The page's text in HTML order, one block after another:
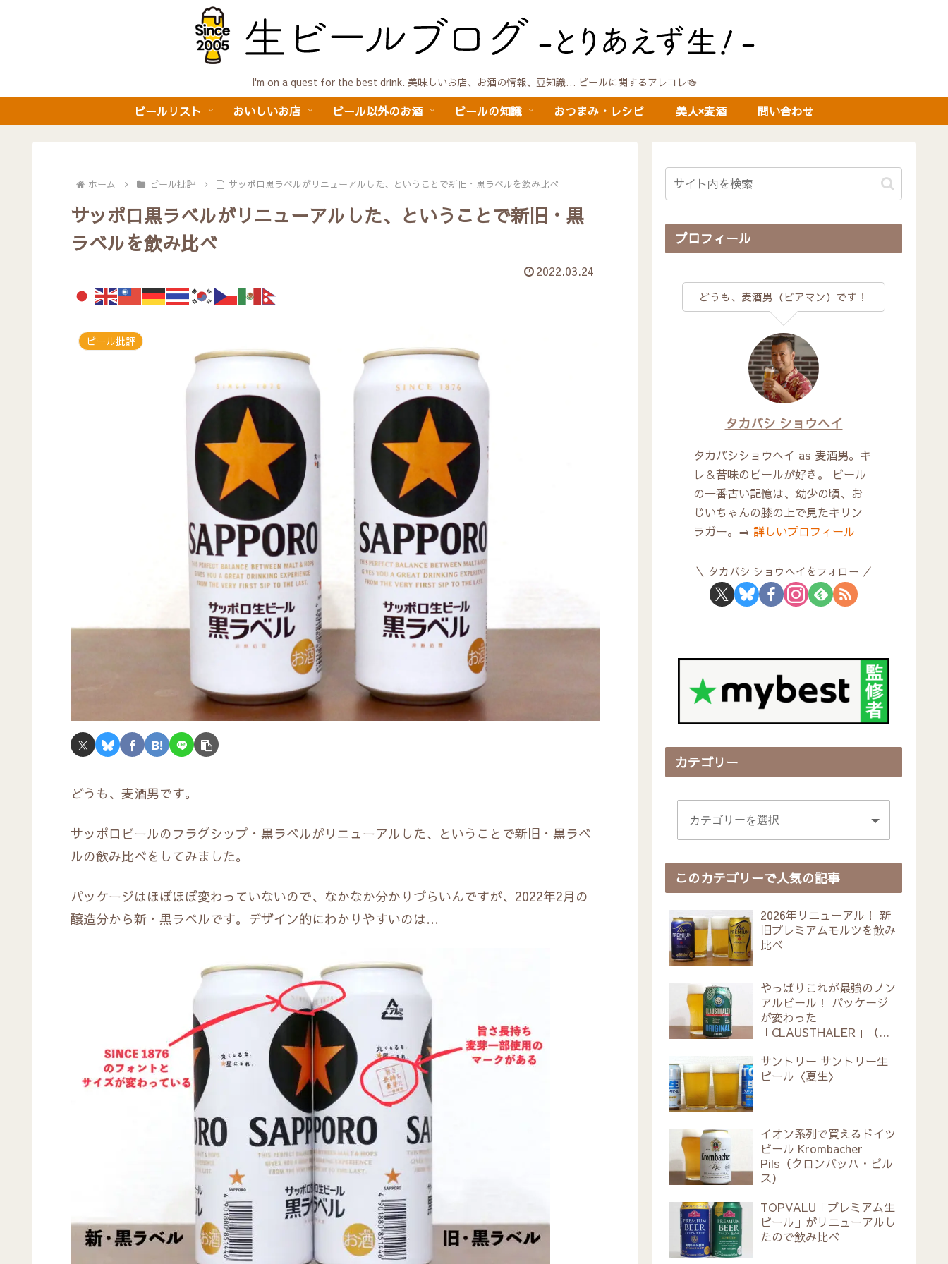
I'm on a quest for the best drink. 美味しいお店、お酒の情報、豆知識… ビールに関するアレコレ🍻
ビールリスト おいしいお店 ビール以外のお酒 ビールの知識 おつまみ・レシピ 美人×麦酒 問い合わせ
ホーム ビール批評 サッポロ黒ラベルがリニューアルした、ということで新旧・黒ラベルを飲み比べ
サッポロ黒ラベルがリニューアルした、ということで新旧・黒
ラベルを飲み比べ
2022.03.24
ビール批評
どうも、麦酒男です。
サッポロビールのフラグシップ・黒ラベルがリニューアルした、ということで新旧・黒ラベ
ルの飲み比べをしてみました。
パッケージはほぼほぼ変わっていないので、なかなか分かりづらいんですが、2022年2月の
醸造分から新・黒ラベルです。デザイン的にわかりやすいのは…
プロフィール
どうも、麦酒男（ビアマン）です！
タカバシ ショウヘイ
タカバシショウヘイ as 麦酒男。キ
レ＆苦味のビールが好き。 ビール
の一番古い記憶は、幼少の頃、お
じいちゃんの膝の上で見たキリン
ラガー。⇒詳しいプロフィール
タカバシ ショウヘイをフォロー
カテゴリー
このカテゴリーで人気の記事
2026年リニューアル！ 新
旧プレミアムモルツを飲み
比べ
やっぱりこれが最強のノン
アルビール！ パッケージ
が変わった
「CLAUSTHALER」（ク
サントリー サントリー生
ビール〈夏生〉
イオン系列で買えるドイツ
ビール Krombacher
Pils（クロンバッハ・ピル
ス）
TOPVALU「プレミアム生
ビール」がリニューアルし
たので飲み比べ